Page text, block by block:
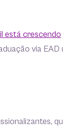
está crescendo
via